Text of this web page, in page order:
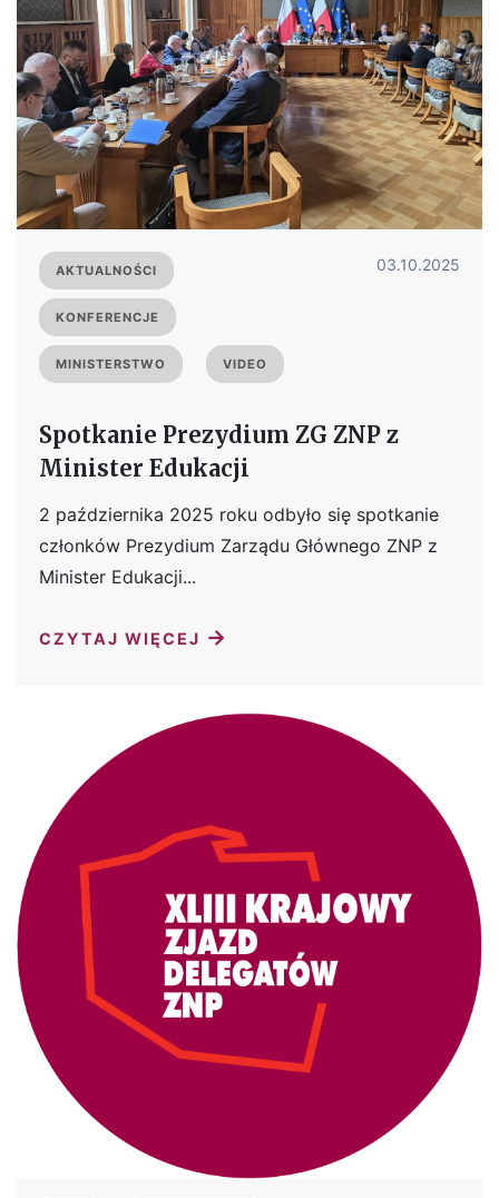
AKTUALNOŚCI
KONFERENCJE
MINISTERSTWO VIDEO
03.10.2025
Spotkanie Prezydium ZG ZNP z
Minister Edukacji
2 października 2025 roku odbyło się spotkanie
członków Prezydium Zarządu Głównego ZNP z
Minister Edukacji...
CZYTAJ WIĘCEJ →